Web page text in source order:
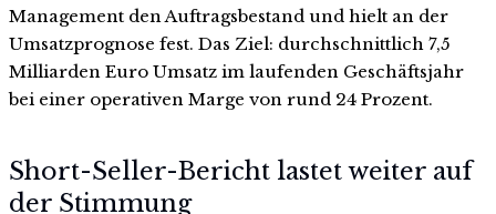
Management den Auftragsbestand und hielt an der
Umsatzprognose fest. Das Ziel: durchschnittlich 7,5
Milliarden Euro Umsatz im laufenden Geschäftsjahr
bei einer operativen Marge von rund 24 Prozent.
Short-Seller-Bericht lastet weiter auf
der Stimmung